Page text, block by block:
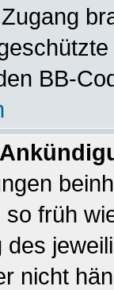
BB-
so früh
des
nicht